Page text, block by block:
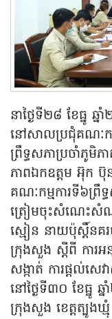
នាថ្ងៃទី២៨ ខែធ្នូ
នៅសាលប្រជុំគណៈក
ព្រឹទ្ធសភាប្រចាំភូមិ
ភាពឯកឧត្តម អ៊ុក
គណៈកម្មការទី៦ព្រឹទ្
ត្រៀមចុះសំណេះសំណ
ស្មៀន នាយប៉ុស្តិ៍នគរ
ក្រុងសួង ស្តីពី ការអនុ
សង្កាត់ ការផ្តល់សេ
នៅថ្ងៃទី៣០ ខែធ្នូ
ក្រុងសួង ខេត្តត្បូងឃ្